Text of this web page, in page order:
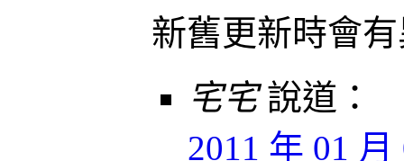
新舊更新時會
宅宅 說道：
2011 年 01 月